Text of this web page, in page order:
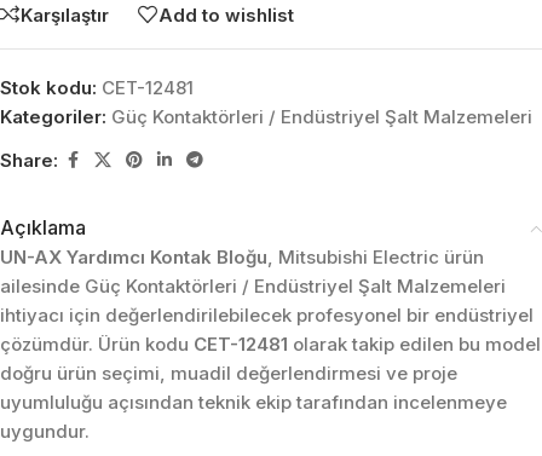
Karşılaştır Add to wishlist
Stok kodu: CET-12481
Kategoriler: Güç Kontaktörleri / Endüstriyel Şalt Malzemeleri
Share:
Açıklama
UN-AX Yardımcı Kontak Bloğu, Mitsubishi Electric ürün
ailesinde Güç Kontaktörleri / Endüstriyel Şalt Malzemeleri
ihtiyacı için değerlendirilebilecek profesyonel bir endüstriyel
çözümdür. Ürün kodu CET-12481 olarak takip edilen bu model
doğru ürün seçimi, muadil değerlendirmesi ve proje
uyumluluğu açısından teknik ekip tarafından incelenmeye
uygundur.